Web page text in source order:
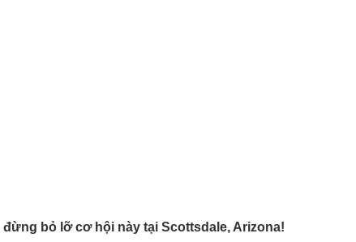
đừng bỏ lỡ cơ hội này tại Scottsdale, Arizona!